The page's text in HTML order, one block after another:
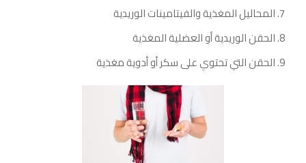
المحاليل المغذية والفيتامينات الوريدية
الحقن الوريدية أو العضلية المغذية
الحقن التي تحتوي على سكر أو أدوية مغذية